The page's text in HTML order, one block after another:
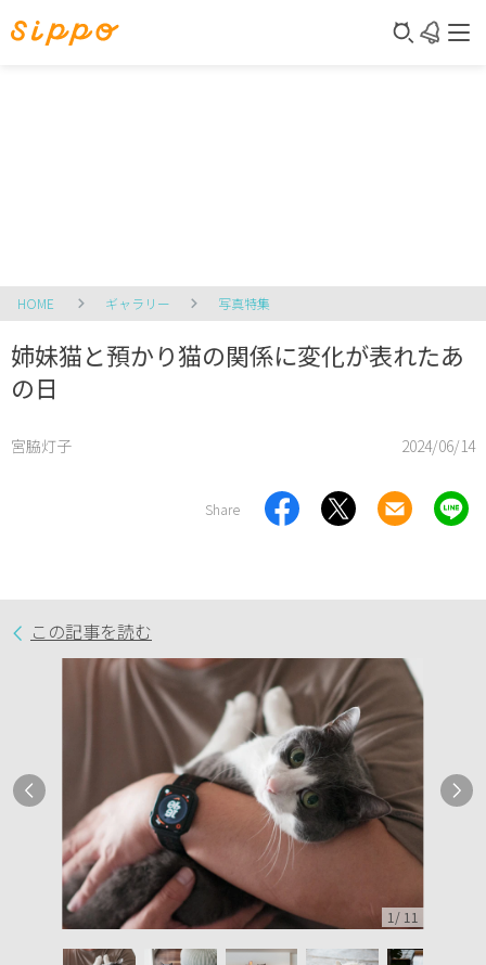
HOME ギャラリー 写真特集
姉妹猫と預かり猫の関係に変化が表れたあ
の日
宮脇灯子 2024/06/14
Share
この記事を読む
1 / 11